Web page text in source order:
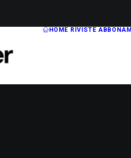
HOME RIVISTE